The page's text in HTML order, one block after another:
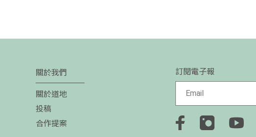
關於我們
關於道地
投稿
合作提案
訂閱電子報